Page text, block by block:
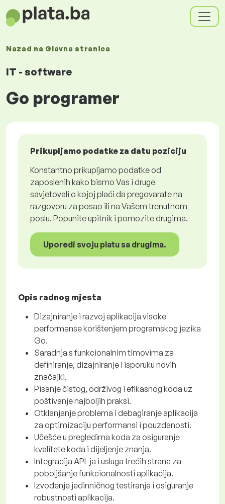
Nazad na Glavna stranica
IT - software
Go programer
Prikupljamo podatke za datu poziciju
Konstantno prikupljamo podatke od
zaposlenih kako bismo Vas i druge
savjetovali o kojoj plaći da pregovarate na
razgovoru za posao ili na Vašem trenutnom
poslu. Popunite upitnik i pomozite drugima.
Uporedi svoju platu sa drugima.
Opis radnog mjesta
Dizajniranje i razvoj aplikacija visoke
performanse korištenjem programskog jezika
Go.
Saradnja s funkcionalnim timovima za
definiranje, dizajniranje i isporuku novih
značajki.
Pisanje čistog, održivog i efikasnog koda uz
poštivanje najboljih praksi.
Otklanjanje problema i debagiranje aplikacija
za optimizaciju performansi i pouzdanosti.
Učešće u pregledima koda za osiguranje
kvalitete koda i dijeljenje znanja.
Integracija API-ja i usluga trećih strana za
poboljšanje funkcionalnosti aplikacija.
Izvođenje jedinničnog testiranja i osiguranje
robustnosti aplikacija.